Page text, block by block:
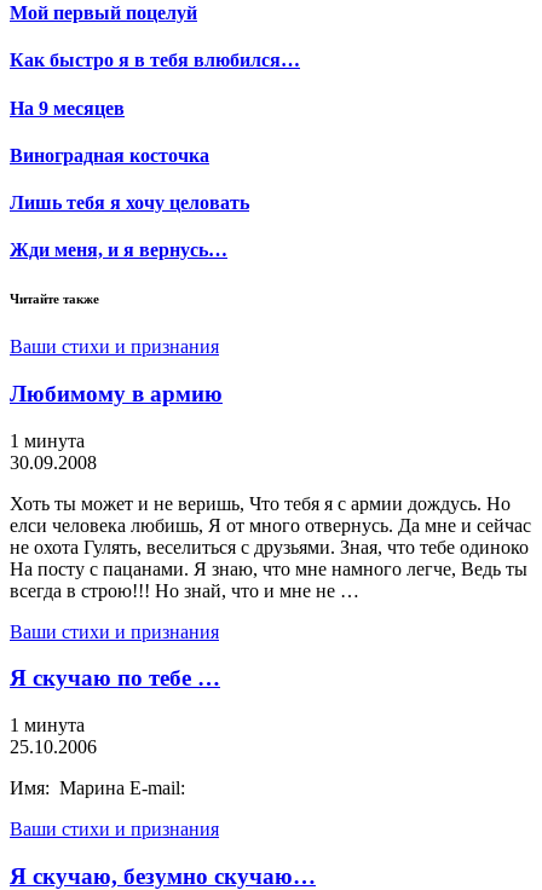
Мой первый поцелуй
Как быстро я в тебя влюбился…
На 9 месяцев
Виноградная косточка
Лишь тебя я хочу целовать
Жди меня, и я вернусь…
Читайте также
Ваши стихи и признания
Любимому в армию
1 минута
30.09.2008
Хоть ты может и не веришь, Что тебя я с армии дождусь. Но
елси человека любишь, Я от много отвернусь. Да мне и сейчас
не охота Гулять, веселиться с друзьями. Зная, что тебе одиноко
На посту с пацанами. Я знаю, что мне намного легче, Ведь ты
всегда в строю!!! Но знай, что и мне не …
Ваши стихи и признания
Я скучаю по тебе …
1 минута
25.10.2006
Имя: Марина E-mail:
Ваши стихи и признания
Я скучаю, безумно скучаю…